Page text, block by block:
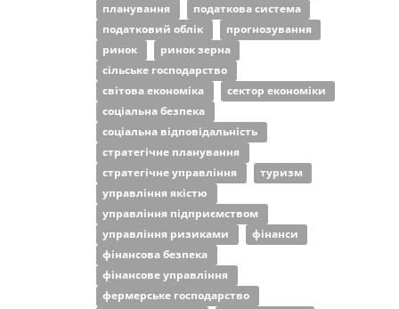
планування
податкова система
податковий облік
прогнозування
ринок
ринок зерна
сільське господарство
світова економіка
сектор економіки
соціальна безпека
соціальна відповідальність
стратегічне планування
стратегічне управління
туризм
управління якістю
управління підприємством
управління ризиками
фінанси
фінансова безпека
фінансове управління
фермерське господарство